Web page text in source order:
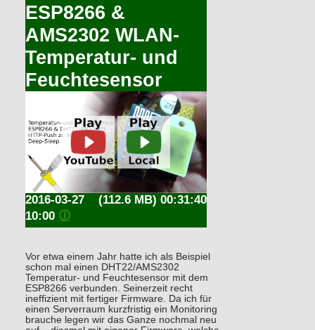
ESP8266 &
AMS2302 WLAN-
Temperatur- und
Feuchtesensor
(112.6 MB) 00:31:40
2016-03-27
10:00 🛈
Vor etwa einem Jahr hatte ich als Beispiel
schon mal einen DHT22/AMS2302
Temperatur- und Feuchtesensor mit dem
ESP8266 verbunden. Seinerzeit recht
ineffizient mit fertiger Firmware. Da ich für
einen Serverraum kurzfristig ein Monitoring
brauche legen wir das Ganze nochmal neu